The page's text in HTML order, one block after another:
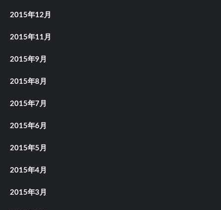
2015年12月
2015年11月
2015年9月
2015年8月
2015年7月
2015年6月
2015年5月
2015年4月
2015年3月